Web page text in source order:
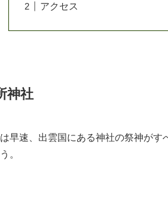
アクセス
神社
早速、出雲国にある神社の祭神が
。